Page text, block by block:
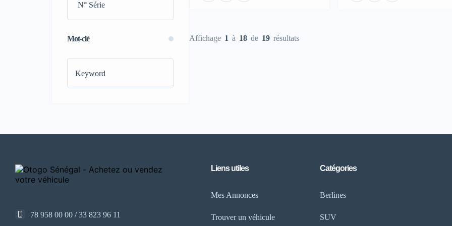
(8)
Bluetooth(18)
Caméra de recul
Climatisation bizone
Kit d'outils complet(15)
Ouverture et fermeture mâle
Mot-clé Affichage 1 à 18 de 19 résultats
78 958 00 00 / 33 823 96 11
Liens utiles
Mes Annonces
Trouver un véhicule
Catégories
Berlines
SUV